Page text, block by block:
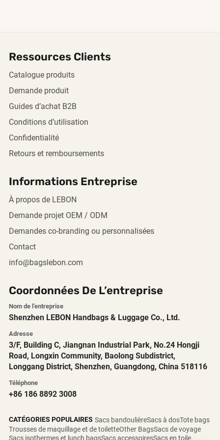
Ressources Clients
Catalogue produits
Demande produit
Guides d’achat B2B
Conditions d’utilisation
Confidentialité
Retours et remboursements
Informations Entreprise
À propos de LEBON
Demande projet OEM / ODM
Demandes co-branding ou personnalisées
Contact
info@bagslebon.com
Coordonnées De L’entreprise
Nom de l’entreprise
Shenzhen LEBON Handbags & Luggage Co., Ltd.
Adresse
3/F, Building C, Jiangnan Industrial Park, No.24 Hongji
Road, Longxin Community, Baolong Subdistrict,
Longgang District, Shenzhen, Guangdong, China 518116
Téléphone
+86 186 8892 3008
CATÉGORIES POPULAIRES Sacs bandoulièreSacs à dosTote bags
Trousses de maquillage et de toiletteOther BagsSacs de voyage
Sacs isothermes et lunch bagsSacs accessoiresSacs en toile